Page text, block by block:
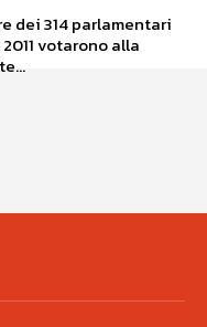
dei 314 parlamentari
votarono alla